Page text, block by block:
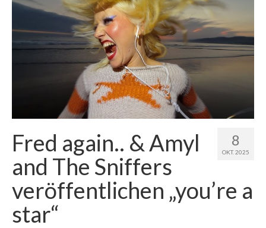
Datenschutzerklärung
8
OKT. 2025
Fred again.. & Amyl
and The Sniffers
veröffentlichen „you’re a
star“